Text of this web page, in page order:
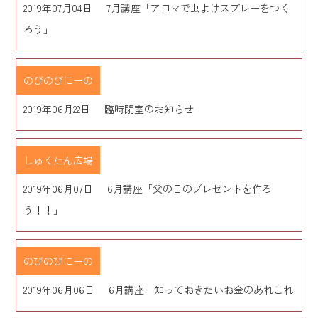
2019年07月04日
7月講座「アロマで虫よけスプレーをつく
ろう」
のびのびにーの
2019年06月22日
臨時閉室のお知らせ
しゅくたん広場
2019年06月07日
6月講座「父の日のプレゼントを作ろ
う！！」
のびのびにーの
2019年06月06日
6月講座 知っておきたいお金のあれこれ